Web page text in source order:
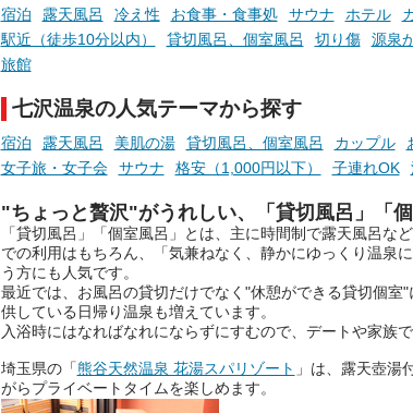
ね。
宿泊 露天風呂 冷え性 お食事・食事処 サウナ ホテル
駅近（徒歩10分以内）
貸切風呂、個室風呂 切り傷 源泉
旅館
七沢温泉の人気テーマから探す
宿泊 露天風呂 美肌の湯 貸切風呂、個室風呂 カップル
女子旅・女子会
サウナ 格安（1,000円以下） 子連れOK
"ちょっと贅沢"がうれしい、「貸切風呂」「
「貸切風呂」「個室風呂」とは、主に時間制で露天風呂な
での利用はもちろん、「気兼ねなく、静かにゆっくり温泉
う方にも人気です。
最近では、お風呂の貸切だけでなく"休憩ができる貸切個室
供している日帰り温泉も増えています。
入浴時にはなればなれにならずにすむので、デートや家族
埼玉県の「熊谷天然温泉 花湯スパリゾート 」は、露天壺湯
がらプライベートタイムを楽しめます。